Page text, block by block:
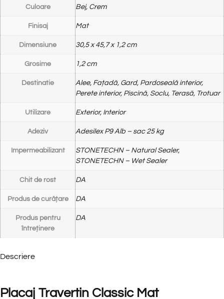
Culoare Bej, Crem
Finisaj Mat
Dimensiune 30,5 x 45,7 x 1,2 cm
Grosime 1,2 cm
Destinatie
Alee, Fațadă, Gard, Pardoseală interior,
Perete interior, Piscină, Soclu, Terasă, Trotuar
Utilizare Exterior, Interior
Adeziv Adesilex P9 Alb – sac 25 kg
Impermeabilizant
STONETECHN – Natural Sealer,
STONETECHN – Wet Sealer
Chit de rost DA
Produs de curățare DA
Produs pentru
întreținere
DA
Descriere
Placaj Travertin Classic Mat